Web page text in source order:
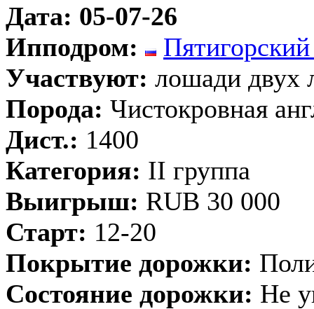
Дата: 05-07-26
Ипподром:
Участвуют: лошади двух
Порода: Чистокровная
Дист.: 1400
Категория: II группа
Выигрыш: RUB 30 000
Старт: 12-20
Покрытие дорожки:
Состояние дорожки: Не